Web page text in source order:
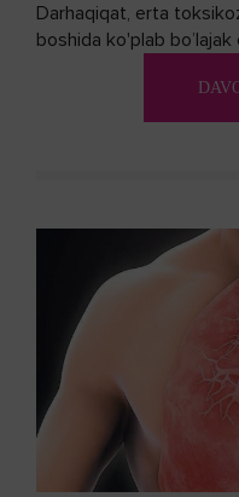
Darhaqiqat, erta
boshida ko'plab
biron bir usuli bormi?